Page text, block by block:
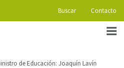
Buscar Contacto
de Educación: Joaquín Lavín